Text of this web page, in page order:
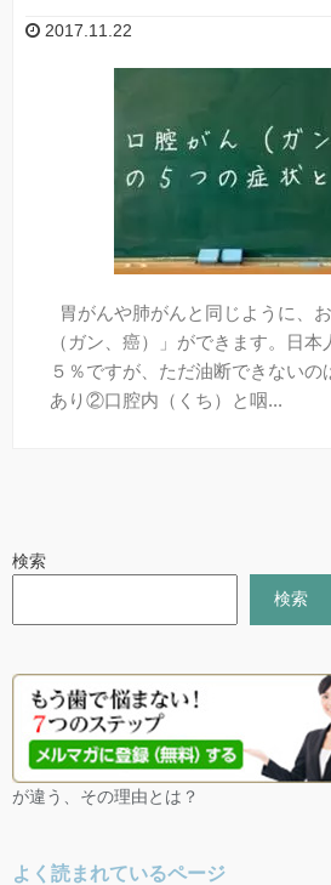
予防歯科
よく頂くご質問
2017.11.22
胃がんや肺がんと同じように、
（ガン、癌）」ができます。日
５％ですが、ただ油断できない
あり②口腔内（くち）と咽...
検索
検索
が違う、その理由とは？
よく読まれているページ